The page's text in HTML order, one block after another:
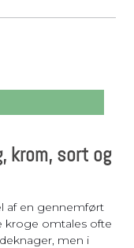
krom, sort og
af en gennemført
kroge omtales ofte
men i